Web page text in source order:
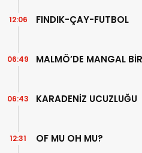
FINDIK-ÇAY-FUTBOL
12:06
MALMÖ’DE MANGAL
06:49
KARADENİZ UCUZLUĞU
06:43
OF MU OH MU?
12:31